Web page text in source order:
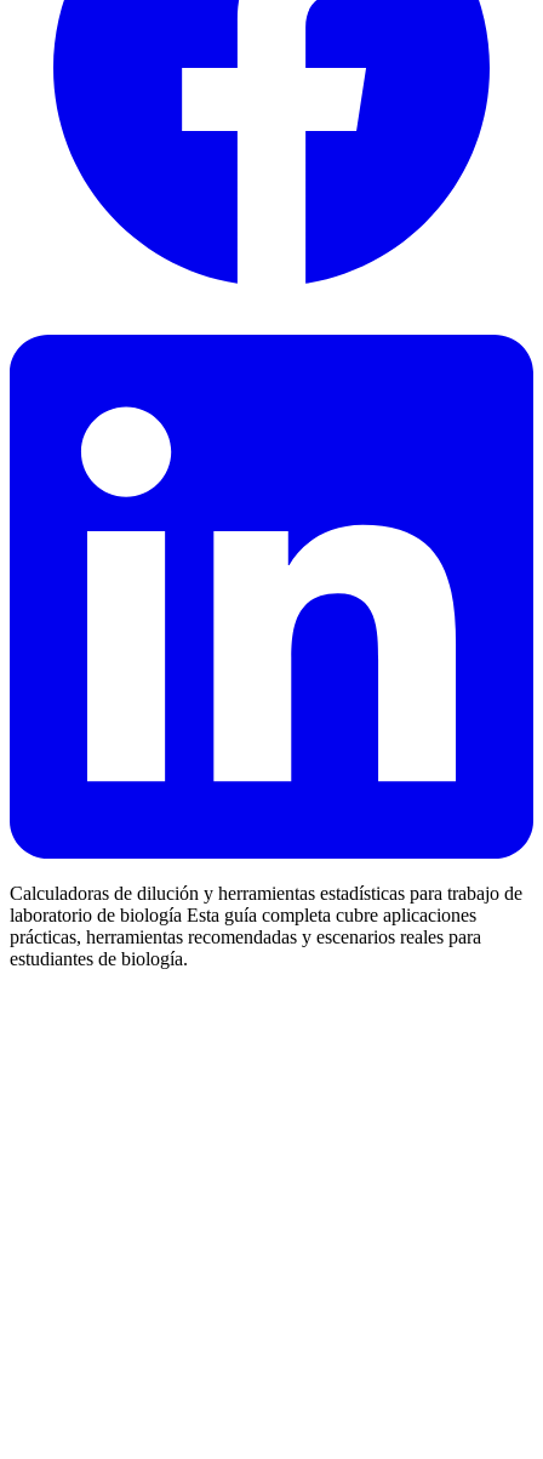
Calculadoras de dilución y herramientas estadísticas para trabajo de
laboratorio de biología Esta guía completa cubre aplicaciones
prácticas, herramientas recomendadas y escenarios reales para
estudiantes de biología.